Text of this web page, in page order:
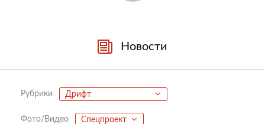
Новости
Рубрики Дрифт
Фото/Видео Спецпроект